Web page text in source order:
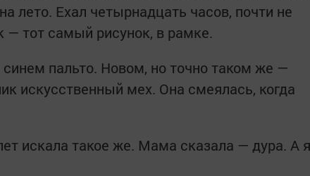
лето. Ехал четырнадцать часов, почти не
— тот самый рисунок, в рамке.
синем пальто. Новом, но точно таком же —
искусственный мех. Она смеялась, когда
искала такое же. Мама сказала — дура. А я